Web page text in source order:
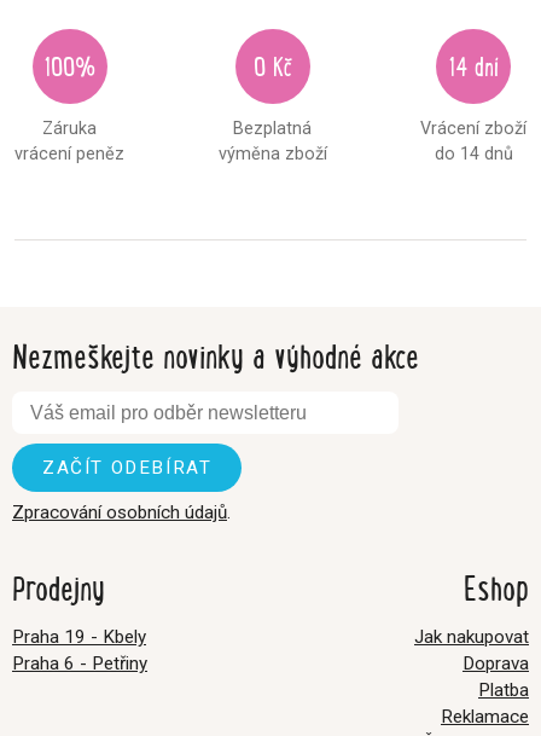
100%
Záruka
vrácení peněz
0 Kč
Bezplatná
výměna zboží
14 dní
Vrácení zboží
do 14 dnů
Nezmeškejte novinky a výhodné akce
Zpracování osobních údajů.
Prodejny
Praha 19 - Kbely
Praha 6 - Petřiny
Eshop
Jak nakupovat
Doprava
Platba
Reklamace